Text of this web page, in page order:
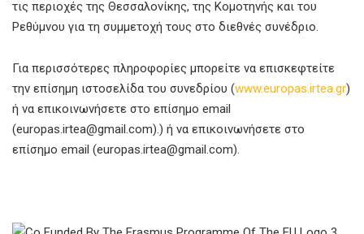
τις περιοχές της Θεσσαλονίκης, της Κομοτηνής και του
Ρεθύμνου για τη συμμετοχή τους στο διεθνές συνέδριο.
Για περισσότερες πληροφορίες μπορείτε να επισκεφτείτε
την επίσημη ιστοσελίδα του συνεδρίου (www.europas.irtea.gr)
ή να επικοινωνήσετε στο επίσημο email
(europas.irtea@gmail.com).) ή να επικοινωνήσετε στο
επίσημο email (europas.irtea@gmail.com).